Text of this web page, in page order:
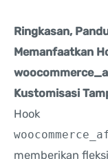
Ringkasan,
Memanfaatkan
Kustomisasi
Hook
memberikan